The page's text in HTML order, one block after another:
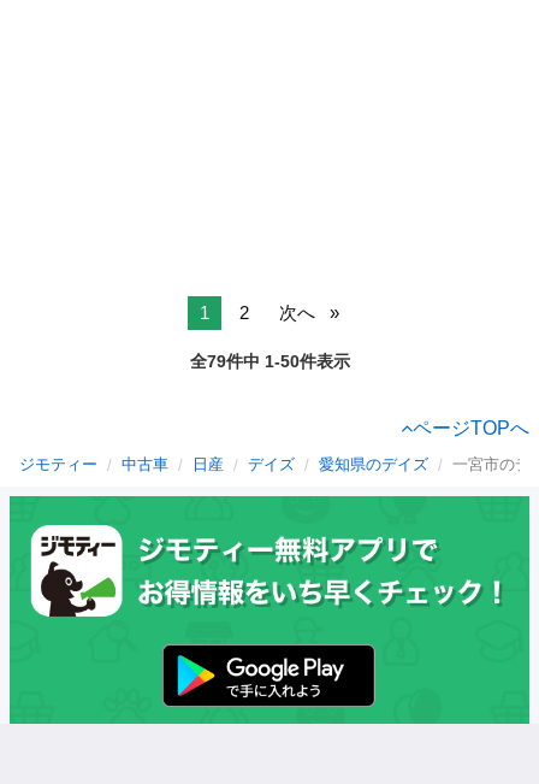
1 2 次へ
全79件中 1-50件表示
ページTOPへ
ジモティー 中古車 日産 デイズ 愛知県のデイズ 一宮市のデ